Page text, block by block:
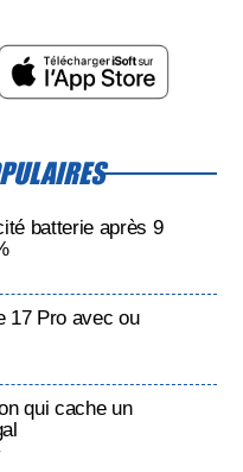
batterie après 9
17 Pro avec ou
qui cache un